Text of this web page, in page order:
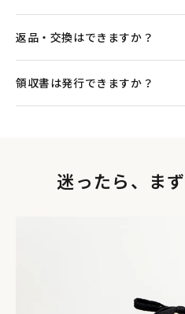
返品・交換はできますか？
領収書は発行できますか？
迷ったら、ま